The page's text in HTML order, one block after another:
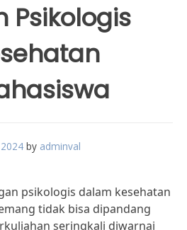
Psikologis
by adminval
psikologis dalam kesehatan
tidak bisa dipandang
seringkali diwarnai